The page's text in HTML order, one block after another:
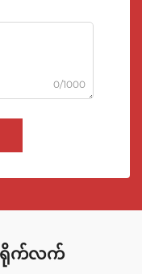
0/1000
က်လက်